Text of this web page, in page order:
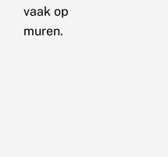
vaak op
muren.